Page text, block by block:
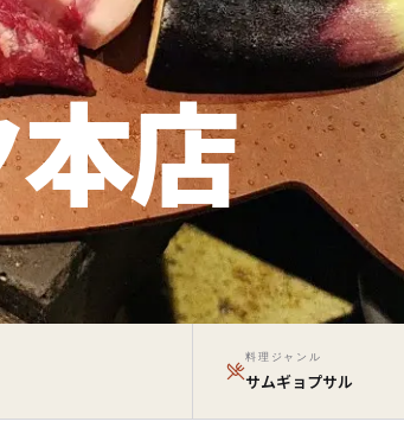
店
料理ジャンル
サムギョプサル